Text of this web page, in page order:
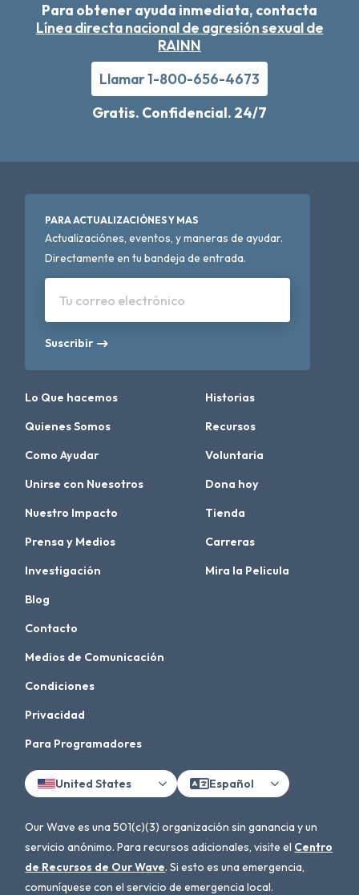
Para obtener ayuda inmediata, contacta
Línea directa nacional de agresión sexual de
RAINN
Llamar 1-800-656-4673
Gratis. Confidencial. 24/7
PARA ACTUALIZACIÓNES Y MAS
Actualizaciónes, eventos, y maneras de ayudar.
Directamente en tu bandeja de entrada.
Tu correo electrónico
Suscribir
Lo Que hacemos
Quienes Somos
Como Ayudar
Unirse con Nuesotros
Nuestro Impacto
Prensa y Medios
Investigación
Historias
Recursos
Voluntaria
Dona hoy
Tienda
Carreras
Mira la Pelicula
Blog
Contacto
Medios de Comunicación
Condiciones
Privacidad
Para Programadores
United States Español
Our Wave es una 501(c)(3) organización sin ganancia y un
servicio anónimo. Para recursos adicionales, visite el Centro
de Recursos de Our Wave. Si esto es una emergencia,
comuníquese con el servicio de emergencia local.